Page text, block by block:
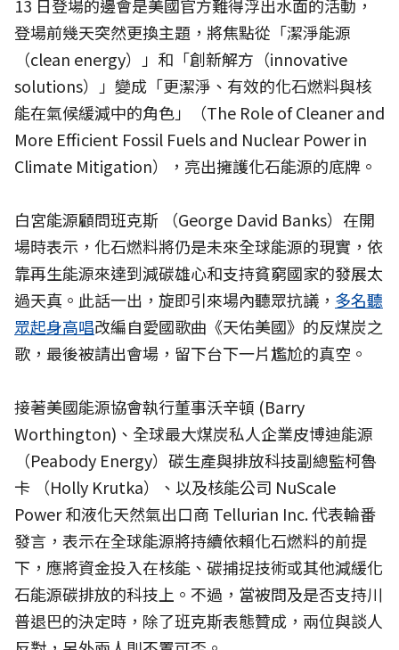
13 日登場的邊會是美國官方難得浮出水面的活動，
登場前幾天突然更換主題，將焦點從「潔淨能源
（clean energy）」和「創新解方（innovative
solutions）」變成「更潔淨、有效的化石燃料與核
能在氣候緩減中的角色」（The Role of Cleaner and
More Efficient Fossil Fuels and Nuclear Power in
Climate Mitigation），亮出擁護化石能源的底牌。
白宮能源顧問班克斯 （George David Banks）在開
場時表示，化石燃料將仍是未來全球能源的現實，依
靠再生能源來達到減碳雄心和支持貧窮國家的發展太
過天真。此話一出，旋即引來場內聽眾抗議， 多名聽
眾起身高唱改編自愛國歌曲《天佑美國》的反煤炭之
歌，最後被請出會場，留下台下一片尷尬的真空。
接著美國能源協會執行董事沃辛頓 (Barry
Worthington)、全球最大煤炭私人企業皮博迪能源
（Peabody Energy）碳生產與排放科技副總監柯魯
卡 （Holly Krutka）、以及核能公司 NuScale
Power 和液化天然氣出口商 Tellurian Inc. 代表輪番
發言，表示在全球能源將持續依賴化石燃料的前提
下，應將資金投入在核能、碳捕捉技術或其他減緩化
石能源碳排放的科技上。不過，當被問及是否支持川
普退巴的決定時，除了班克斯表態贊成，兩位與談人